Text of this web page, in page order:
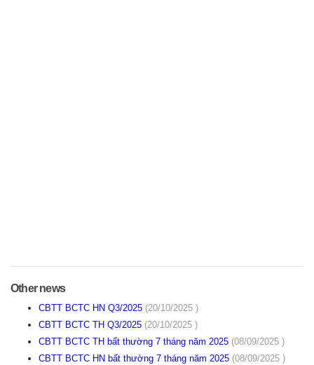
Other news
CBTT BCTC HN Q3/2025 (20/10/2025 )
CBTT BCTC TH Q3/2025 (20/10/2025 )
CBTT BCTC TH bất thường 7 tháng năm 2025 (08/09/2025 )
CBTT BCTC HN bất thường 7 tháng năm 2025 (08/09/2025 )